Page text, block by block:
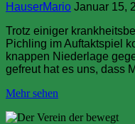
HauserMario Januar 15,
Trotz einiger
Pichling im Auftaktspiel
knappen Niederlage
gefreut hat es uns, dass
Mehr sehen